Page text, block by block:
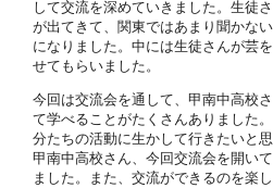
して交流を深めていきました。生徒
が出てきて、関東ではあまり聞かな
になりました。中には生徒さんが芸
せてもらいました。
今回は交流会を通して、甲南中高校
て学べることがたくさんありました
分たちの活動に生かして行きたいと思
甲南中高校さん、今回交流会を開い
ました。また、交流ができるのを楽